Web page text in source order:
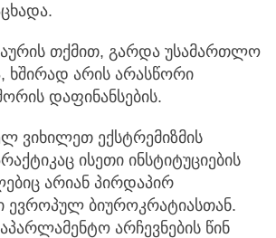
თქმით, გარდა უსამართლო
ხშირად არის არასწორი
დაფინანსების.
ვიხილეთ ექსტრემიზმის
ისეთი ინსტიტუციების
არიან პირდაპირ
ევროპულ ბიუროკრატიასთან.
არჩევნების წინ